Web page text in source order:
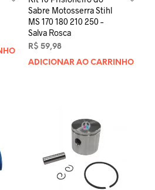
Sabre Motosserra Stihl
MS 170 180 210 250 –
Salva Rosca
R$ 59,98
ADICIONAR AO CARRINHO